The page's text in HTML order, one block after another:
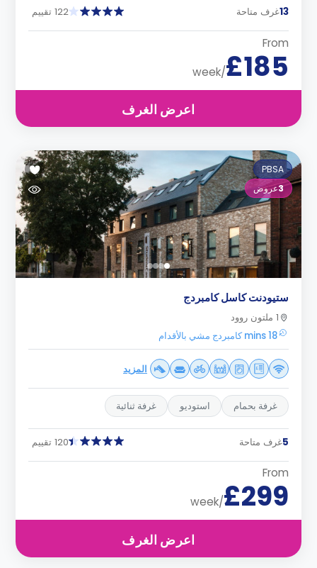
13غرف متاحة 122 تقييم
From
£185
/week
اعرض الغرف
PBSA
3عروض
ستيودنت كاسل كامبردج
1 ملتون روود
18 mins كامبردج مشي بالأقدام
المزيد
غرفة بحمام استوديو غرفة ثنائية
5غرف متاحة 120 تقييم
From
£299
/week
اعرض الغرف